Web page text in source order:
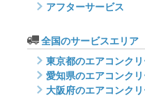
アフターサービス
全国のサービスエリア
東京都のエアコンク
愛知県のエアコンク
大阪府のエアコンク